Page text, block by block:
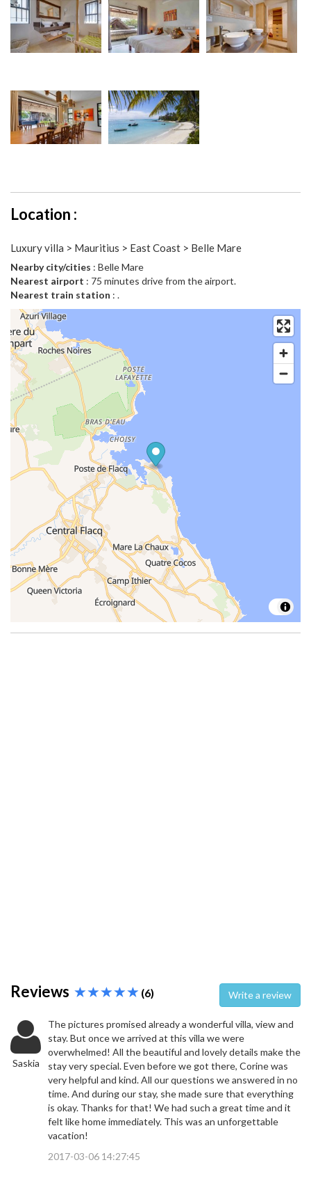
Location :
Luxury villa > Mauritius > East Coast > Belle Mare
Nearby city/cities : Belle Mare
Nearest airport : 75 minutes drive from the airport.
Nearest train station : .
Reviews (6) Write a review
Saskia
The pictures promised already a wonderful villa, view and
stay. But once we arrived at this villa we were
overwhelmed! All the beautiful and lovely details make the
stay very special. Even before we got there, Corine was
very helpful and kind. All our questions we answered in no
time. And during our stay, she made sure that everything
is okay. Thanks for that! We had such a great time and it
felt like home immediately. This was an unforgettable
vacation!
2017-03-06 14:27:45